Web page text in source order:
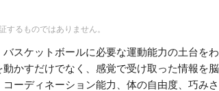
るものではありません。
スケットボールに必要な運動能力の土台を
かすだけでなく、感覚で受け取った情報を
ーディネーション能力、体の自由度、巧み